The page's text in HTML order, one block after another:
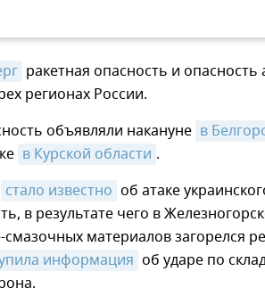
ракетная опасность и
регионах России.
объявляли накануне в
в Курской области .
стало известно об атаке
в результате чего в
материалов загорелся
информация об ударе по